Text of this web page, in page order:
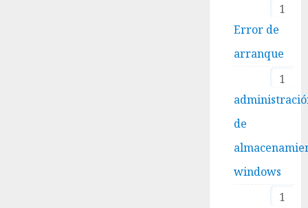
1
Error de
arranque
1
de
windows
1